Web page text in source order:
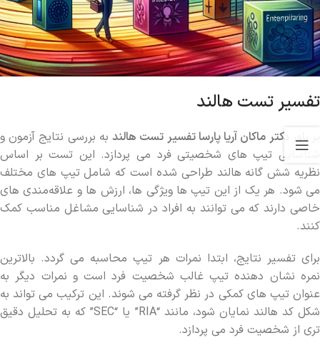
تفسیر تست هالند
بر باور دکتر ماکان آریا پارسا تفسیر تست هالندبه بررسی نتایج آزمون و
شناسایی تیپ‌ های شخصیتی فرد می ‌پردازد. این تست بر اساس
نظریه شش ‌گانه هالند طراحی شده است که شامل تیپ‌ های مختلف
می شود. هر یک از این تیپ ‌ها ویژگی ‌ها، ارزش ‌ها و علاقه‌مندی ‌های
خاصی دارند که می ‌توانند به افراد در شناسایی مشاغل مناسب کمک
کنند.
برای تفسیر نتایج، ابتدا نمرات هر تیپ محاسبه می گردد. بالاترین
نمره نشان ‌دهنده تیپ غالب شخصیت فرد است و نمرات دیگر به
عنوان تیپ ‌های کمکی در نظر گرفته می‌ شوند. این ترکیب می ‌تواند به
شکل کد هالند نمایان شود، مانند “RIA” یا “SEC” که به تحلیل دقیق
‌تری از شخصیت فرد می پردازد.